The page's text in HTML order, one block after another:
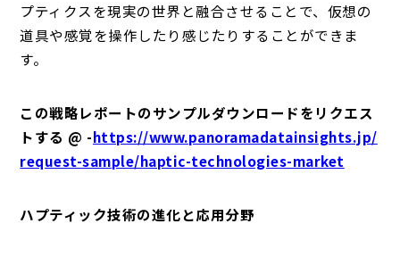
プティクスを現実の世界と融合させることで、仮想の
道具や感覚を操作したり感じたりすることができま
す。
この戦略レポートのサンプルダウンロードをリクエス
トする @ -https://www.panoramadatainsights.jp/
request-sample/haptic-technologies-market
ハプティック技術の進化と応用分野